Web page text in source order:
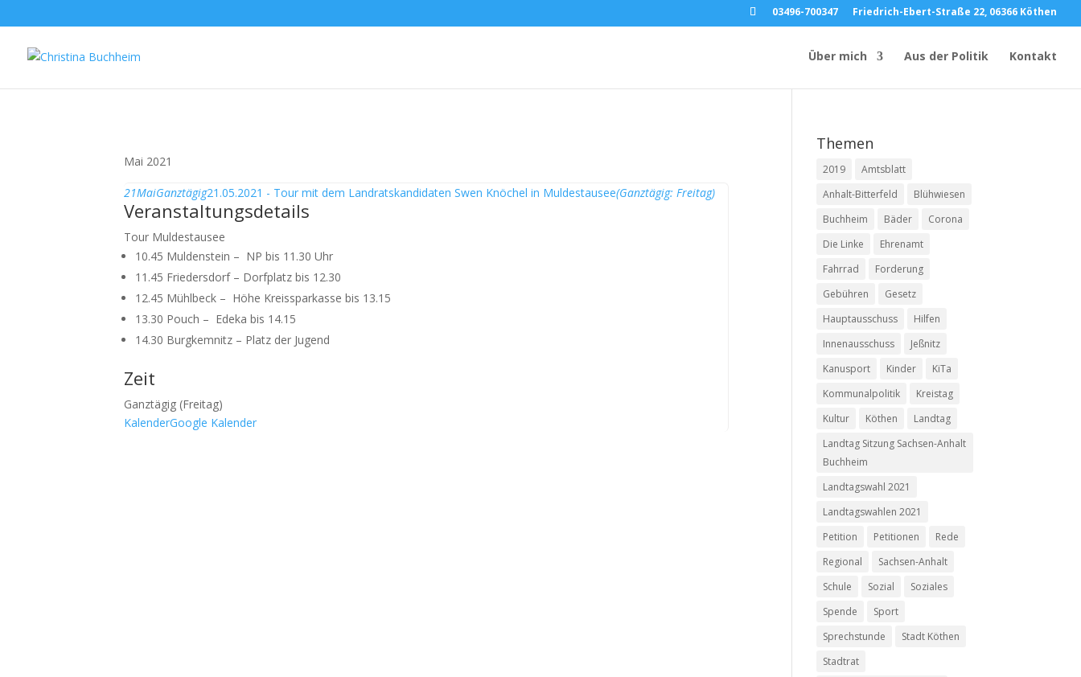
03496-700347 Friedrich-Ebert-Straße 22, 06366 Köthen
Über mich Aus der Politik Kontakt
Mai 2021
21MaiGanztägig21.05.2021 - Tour mit dem Landratskandidaten Swen Knöchel in Muldestausee(Ganztägig: Freitag)
Veranstaltungsdetails
Tour Muldestausee
10.45 Muldenstein – NP bis 11.30 Uhr
11.45 Friedersdorf – Dorfplatz bis 12.30
12.45 Mühlbeck – Höhe Kreissparkasse bis 13.15
13.30 Pouch – Edeka bis 14.15
14.30 Burgkemnitz – Platz der Jugend
Zeit
Ganztägig (Freitag)
KalenderGoogle Kalender
Themen
2019
Amtsblatt
Anhalt-Bitterfeld
Blühwiesen
Buchheim
Bäder
Corona
Die Linke
Ehrenamt
Fahrrad
Forderung
Gebühren
Gesetz
Hauptausschuss
Hilfen
Innenausschuss
Jeßnitz
Kanusport
Kinder
KiTa
Kommunalpolitik
Kreistag
Kultur
Köthen
Landtag
Landtag Sitzung Sachsen-Anhalt
Buchheim
Landtagswahl 2021
Landtagswahlen 2021
Petition
Petitionen
Rede
Regional
Sachsen-Anhalt
Schule
Sozial
Soziales
Spende
Sport
Sprechstunde
Stadt Köthen
Stadtrat